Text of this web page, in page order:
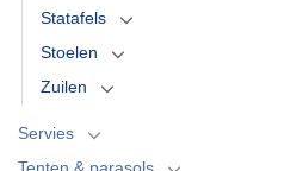
Statafels
Stoelen
Zuilen
Servies
Tenten & parasols